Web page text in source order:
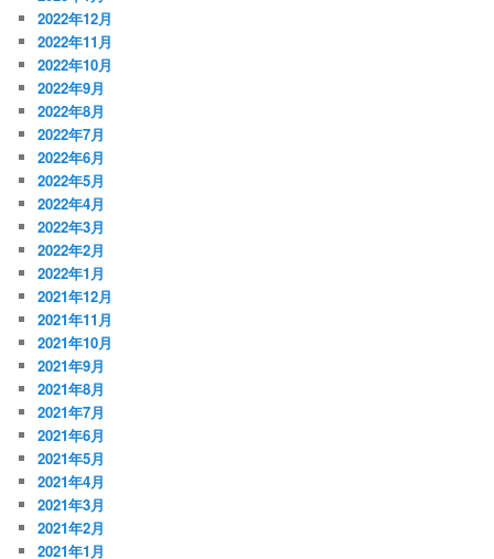
2022年12月
2022年11月
2022年10月
2022年9月
2022年8月
2022年7月
2022年6月
2022年5月
2022年4月
2022年3月
2022年2月
2022年1月
2021年12月
2021年11月
2021年10月
2021年9月
2021年8月
2021年7月
2021年6月
2021年5月
2021年4月
2021年3月
2021年2月
2021年1月